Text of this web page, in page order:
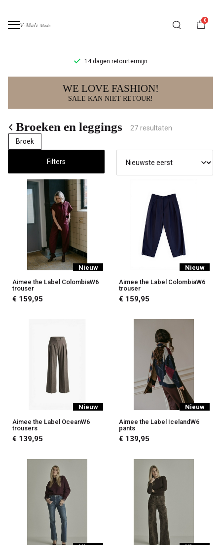
0
14 dagen retourtermijn
Broeken
en
leggings
male
mode
WE LOVE FASHION!
SALE KAN NIET RETOUR!
Broeken en leggings
27 resultaten
Broek
Filters
Nieuw
Aimee the Label ColombiaW6
trouser
€ 159,95
Nieuw
Aimee the Label ColombiaW6
trouser
€ 159,95
Nieuw
Aimee the Label OceanW6
trousers
€ 139,95
Nieuw
Aimee the Label IcelandW6
pants
€ 139,95